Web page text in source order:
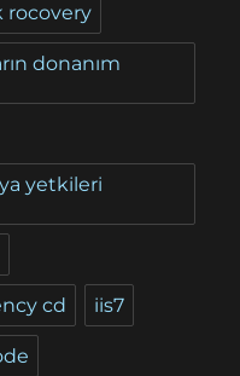
rocovery
donanım
yetkileri
cd iis7